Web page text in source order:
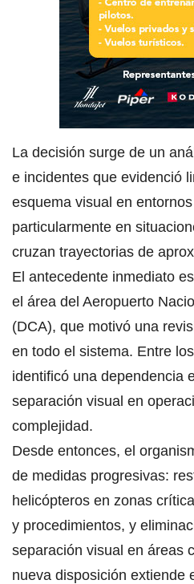
La decisión surge de un
e incidentes que evidenció
esquema visual en
particularmente en
cruzan trayectorias de
El antecedente inmediato
el área del Aeropuerto
(DCA), que motivó una
en todo el sistema. Entre
identificó una dependencia
separación visual en
complejidad.
Desde entonces, el
de medidas progresivas:
helicópteros en zonas
y procedimientos, y
separación visual en áreas
nueva disposición extiende